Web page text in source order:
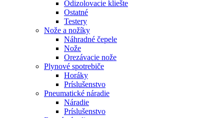
Odizolovacie kliešte
Ostatné
Testery
Nože a nožíky
Náhradné čepele
Nože
Orezávacie nože
Plynové spotrebiče
Horáky
Príslušenstvo
Pneumatické náradie
Náradie
Príslušenstvo